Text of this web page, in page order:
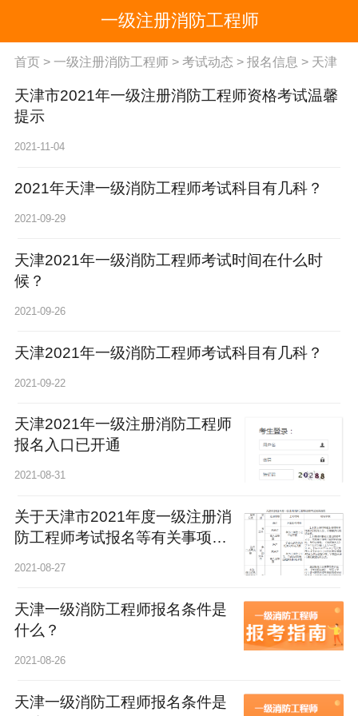
一级注册消防工程师
首页> 一级注册消防工程师> 考试动态 > 报名信息 > 天津
天津市2021年一级注册消防工程师资格考试温馨
提示
2021-11-04
2021年天津一级消防工程师考试科目有几科？
2021-09-29
天津2021年一级消防工程师考试时间在什么时
候？
2021-09-26
天津2021年一级消防工程师考试科目有几科？
2021-09-22
天津2021年一级注册消防工程师
报名入口已开通
2021-08-31
关于天津市2021年度一级注册消
防工程师考试报名等有关事项的
2021-08-27
天津一级消防工程师报名条件是
什么？
2021-08-26
天津一级消防工程师报名条件是